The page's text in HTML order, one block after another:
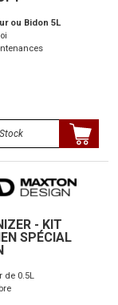
ou Bidon 5L
- KIT
SPÉCIAL
de 0.5L